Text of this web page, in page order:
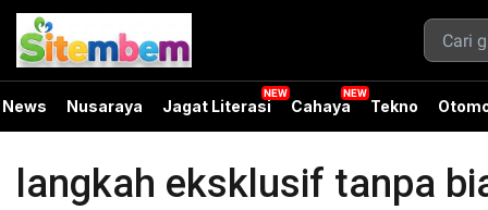
News Nusaraya Jagat Literasi Cahaya Tekno
langkah eksklusif tanpa